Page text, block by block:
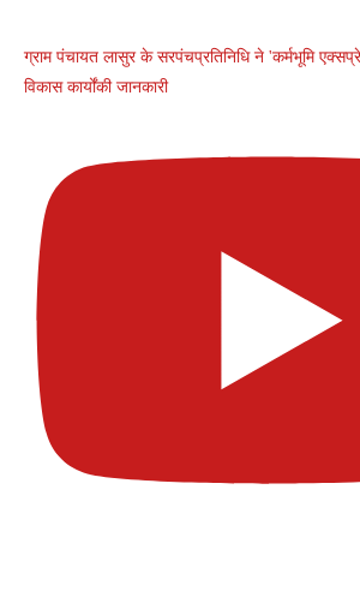
ग्राम पंचायत लासुर के सरपंचप्रतिनिधि ने 'कर्मभूमि
विकास कार्योंकी जानकारी